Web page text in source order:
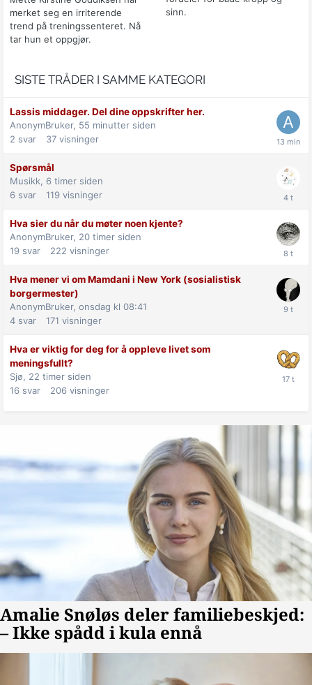
merket seg en irriterende
trend på treningssenteret. Nå
tar hun et oppgjør.
sinn.
SISTE TRÅDER I SAMME KATEGORI
Lassis middager. Del dine oppskrifter her.
AnonymBruker, 55 minutter siden
2 svar 37 visninger
Spørsmål
Musikk, 6 timer siden
6 svar 119 visninger
Hva sier du når du møter noen kjente?
AnonymBruker, 20 timer siden
19 svar 222 visninger
Hva mener vi om Mamdani i New York (sosialistisk
borgermester)
AnonymBruker, onsdag kl 08:41
4 svar 171 visninger
Hva er viktig for deg for å oppleve livet som
meningsfullt?
Sjø, 22 timer siden
16 svar 206 visninger